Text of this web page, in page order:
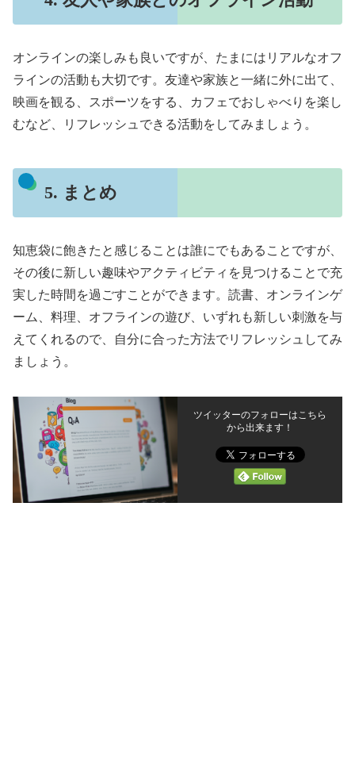
オンラインの楽しみも良いですが、たまにはリアルなオフ
ラインの活動も大切です。友達や家族と一緒に外に出て、
映画を観る、スポーツをする、カフェでおしゃべりを楽し
むなど、リフレッシュできる活動をしてみましょう。
5. まとめ
知恵袋に飽きたと感じることは誰にでもあることですが、
その後に新しい趣味やアクティビティを見つけることで充
実した時間を過ごすことができます。読書、オンラインゲ
ーム、料理、オフラインの遊び、いずれも新しい刺激を与
えてくれるので、自分に合った方法でリフレッシュしてみ
ましょう。
ツイッターのフォローはこちら
から出来ます！